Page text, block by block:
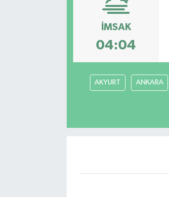
İMSAK
04:04
AKYURT ANKARA